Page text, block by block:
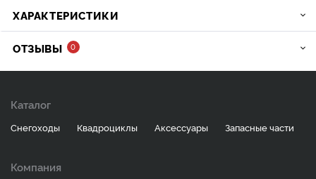
ХАРАКТЕРИСТИКИ
ОТЗЫВЫ 0
Каталог
Снегоходы Квадроциклы Аксессуары Запасные части
Компания